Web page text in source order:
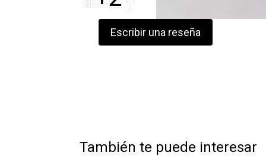
Escribir una reseña
También te puede interesar